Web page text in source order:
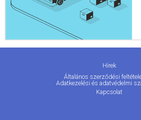
Hírek
Általános szerződési
Adatkezelési és adatvédelmi
Kapcsolat